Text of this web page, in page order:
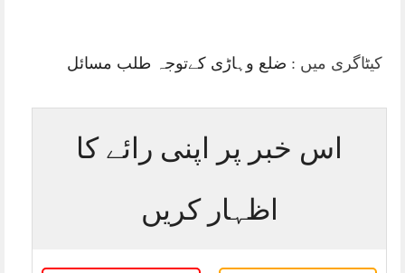
کیٹاگری میں : ضلع وہاڑی کےتوجہ طلب مسائل
اس خبر پر اپنی رائے کا
اظہار کریں